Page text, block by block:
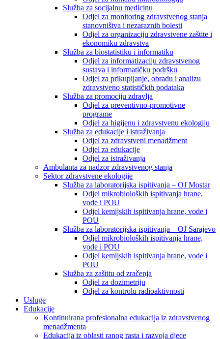
Služba za socijalnu medicinu
Odjel za monitoring zdravstvenog stanja
stanovništva i nezaraznih bolesti
Odjel za organizaciju zdravstvene zaštite i
ekonomiku zdravstva
Služba za biostatistiku i informatiku
Odjel za informatizaciju zdravstvenog
sustava i informatičku podršku
Odjel za prikupljanje, obradu i analizu
zdravstveno statističkih podataka
Služba za promociju zdravlja
Odjel za preventivno-promotivne
programe
Odjel za higijenu i zdravstvenu ekologiju
Služba za edukacije i istraživanja
Odjel za zdravstveni menadžment
Odjel za edukacije
Odjel za istraživanja
Ambulanta za nadzor zdravstvenog stanja
Sektor zdravstvene ekologije
Služba za laboratorijska ispitivanja – OJ Mostar
Odjel mikrobioloških ispitivanja hrane,
vode i POU
Odjel kemijskih ispitivanja hrane, vode i
POU
Služba za laboratorijska ispitivanja – OJ Sarajevo
Odjel mikrobioloških ispitivanja hrane,
vode i POU
Odjel kemijskih ispitivanja hrane, vode i
POU
Služba za zaštitu od zračenja
Odjel za dozimetriju
Odjel za kontrolu radioaktivnosti
Usluge
Edukacije
Kontinuirana profesionalna edukacija iz zdravstvenog
menadžmenta
Edukacija iz oblasti ranog rasta i razvoja djece